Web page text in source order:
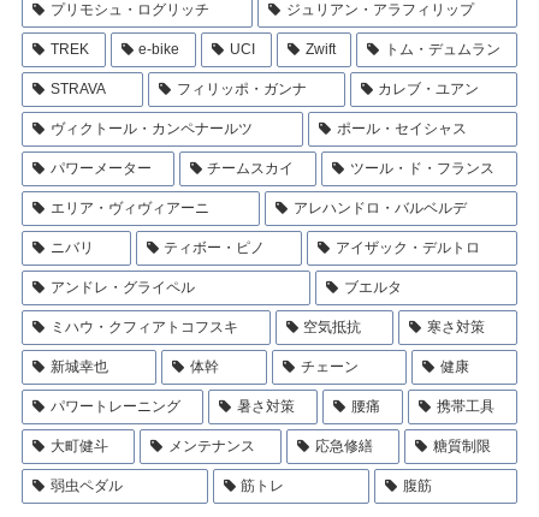
プリモシュ・ログリッチ ジュリアン・アラフィリップ
TREK e-bike UCI Zwift トム・デュムラン
STRAVA フィリッポ・ガンナ カレブ・ユアン
ヴィクトール・カンペナールツ ポール・セイシャス
パワーメーター チームスカイ ツール・ド・フランス
エリア・ヴィヴィアーニ アレハンドロ・バルベルデ
ニバリ ティボー・ピノ アイザック・デルトロ
アンドレ・グライペル ブエルタ
ミハウ・クフィアトコフスキ 空気抵抗 寒さ対策
新城幸也 体幹 チェーン 健康
パワートレーニング 暑さ対策 腰痛 携帯工具
大町健斗 メンテナンス 応急修繕 糖質制限
弱虫ペダル 筋トレ 腹筋